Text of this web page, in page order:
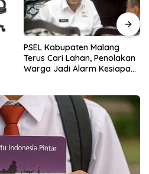
Kasus Kekerasan Seksual di
Kabupaten Malang Melonjak,
Satgas Pencegahan